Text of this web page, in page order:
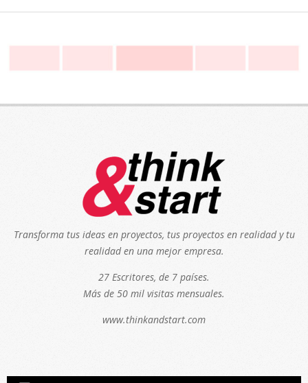
Transforma tus ideas en proyectos, tus proyectos en realidad y tu
realidad en una mejor empresa.
27 Escritores, de 7 países.
Más de 50 mil visitas mensuales.
www.thinkandstart.com